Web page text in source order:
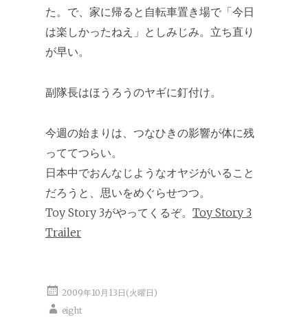
た。で、家に帰ると自転車置き場で「今日
は楽しかったねえ」としみじみ。立ち直り
が早い。
副隊長はほうろうのヤギに釘付け。
今週の始まりは、つなひきの影響が体に残
っててつらい。
日本中でおんなじようなオヤジがいること
だろうと、思いをめぐらせつつ。
Toy Story 3がやってくるぞ。 Toy Story 3
Trailer
2009年10月13日(火曜日)
eight